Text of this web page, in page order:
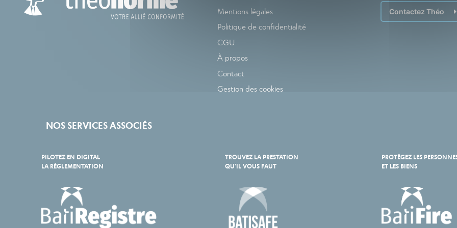
Mentions légales
Politique de confidentialité
CGU
À propos
Contact
Gestion des cookies
Contactez Théo
NOS SERVICES ASSOCIÉS
PILOTEZ EN DIGITAL
LA RÉGLEMENTATION
TROUVEZ LA PRESTATION
QU'IL VOUS FAUT
PROTÉGEZ LES
ET LES BIENS